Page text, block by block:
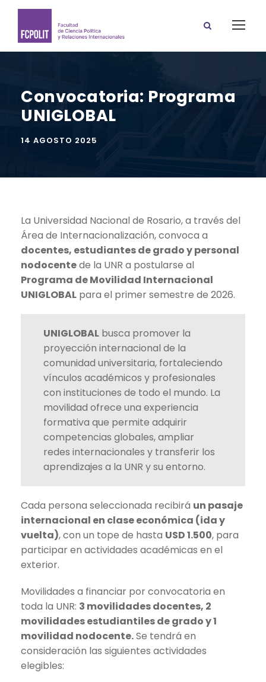
Convocatoria: Programa
UNIGLOBAL
14 AGOSTO 2025
La Universidad Nacional de Rosario, a través del
Área de Internacionalización, convoca a
docentes, estudiantes de grado y personal
nodocentede la UNR a postularse al
Programa de Movilidad Internacional
UNIGLOBAL para el primer semestre de 2026.
UNIGLOBAL busca promover la
proyección internacional de la
comunidad universitaria, fortaleciendo
vínculos académicos y profesionales
con instituciones de todo el mundo. La
movilidad ofrece una experiencia
formativa que permite adquirir
competencias globales, ampliar
redes internacionales y transferir los
aprendizajes a la UNR y su entorno.
Cada persona seleccionada recibirá un pasaje
internacional en clase económica (ida y
vuelta), con un tope de hasta USD 1.500, para
participar en actividades académicas en el
exterior.
Movilidades a financiar por convocatoria en
toda la UNR: 3 movilidades docentes, 2
movilidades estudiantiles de grado y 1
movilidad nodocente.Se tendrá en
consideración las siguientes actividades
elegibles: